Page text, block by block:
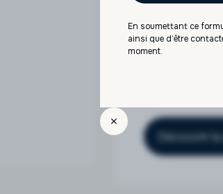
Notre
Sélection
Découvrir
En soumettant ce
ainsi que d’être
moment.